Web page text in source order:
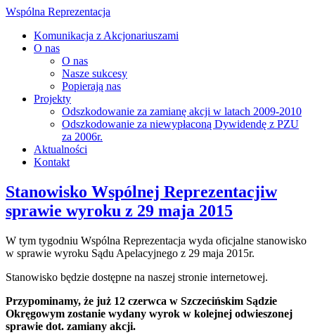
Wspólna Reprezentacja
Komunikacja z Akcjonariuszami
O nas
O nas
Nasze sukcesy
Popierają nas
Projekty
Odszkodowanie za zamianę akcji w latach 2009-2010
Odszkodowanie za niewypłaconą Dywidendę z PZU
za 2006r.
Aktualności
Kontakt
Stanowisko Wspólnej Reprezentacjiw
sprawie wyroku z 29 maja 2015
W tym tygodniu Wspólna Reprezentacja wyda oficjalne stanowisko
w sprawie wyroku Sądu Apelacyjnego z 29 maja 2015r.
Stanowisko będzie dostępne na naszej stronie internetowej.
Przypominamy, że już 12 czerwca w Szczecińskim Sądzie
Okręgowym zostanie wydany wyrok w kolejnej odwieszonej
sprawie dot. zamiany akcji.